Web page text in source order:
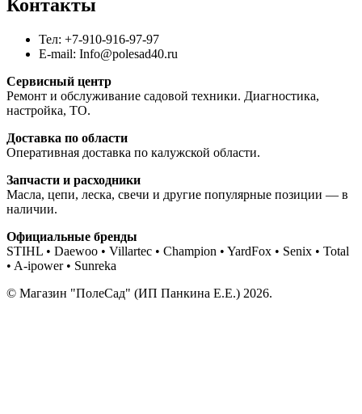
Контакты
Тел: +7-910-916-97-97
E-mail: Info@polesad40.ru
Сервисный центр
Ремонт и обслуживание садовой техники. Диагностика,
настройка, ТО.
Доставка по области
Оперативная доставка по калужской области.
Запчасти и расходники
Масла, цепи, леска, свечи и другие популярные позиции — в
наличии.
Официальные бренды
STIHL • Daewoo • Villartec • Champion • YardFox • Senix • Total
• A-ipower • Sunreka
© Магазин "ПолеСад" (ИП Панкина Е.Е.) 2026.